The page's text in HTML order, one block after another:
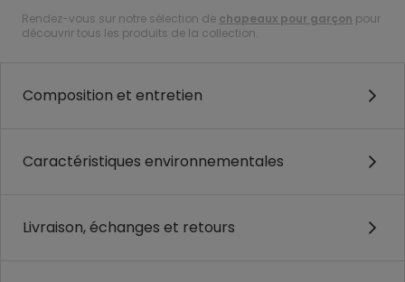
Rendez-vous sur notre sélection de chapeaux pour garçon pour
découvrir tous les produits de la collection.
Composition et entretien
Caractéristiques environnementales
Livraison, échanges et retours